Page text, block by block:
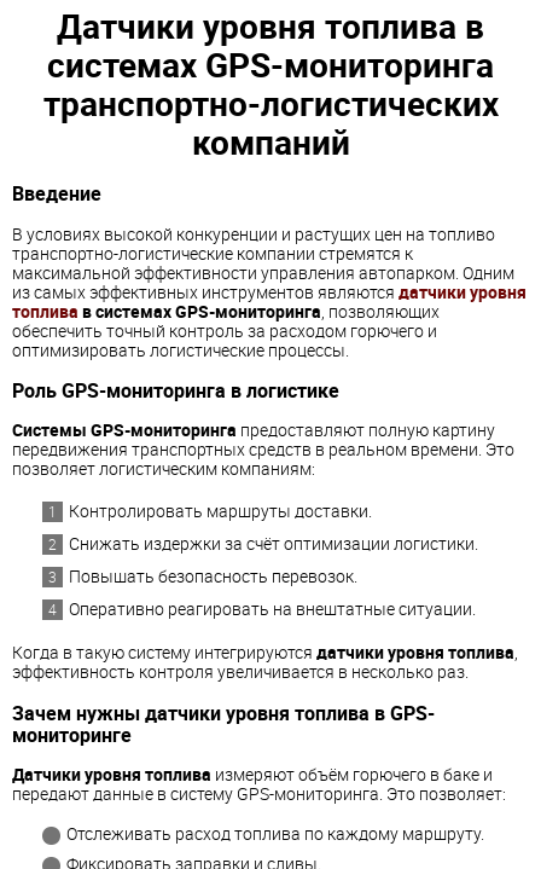
Датчики уровня топлива в
системах GPS-мониторинга
транспортно-логистических
компаний
Введение
В условиях высокой конкуренции и растущих цен на топливо
транспортно-логистические компании стремятся к
максимальной эффективности управления автопарком. Одним
из самых эффективных инструментов являются датчики уровня
топлива в системах GPS-мониторинга , позволяющих
обеспечить точный контроль за расходом горючего и
оптимизировать логистические процессы.
Роль GPS-мониторинга в логистике
Системы GPS-мониторинга предоставляют полную картину
передвижения транспортных средств в реальном времени. Это
позволяет логистическим компаниям:
Контролировать маршруты доставки.
Снижать издержки за счёт оптимизации логистики.
Повышать безопасность перевозок.
Оперативно реагировать на внештатные ситуации.
Когда в такую систему интегрируются датчики уровня топлива,
эффективность контроля увеличивается в несколько раз.
Зачем нужны датчики уровня топлива в GPS-
мониторинге
Датчики уровня топлива измеряют объём горючего в баке и
передают данные в систему GPS-мониторинга. Это позволяет:
Отслеживать расход топлива по каждому маршруту.
Фиксировать заправки и сливы.